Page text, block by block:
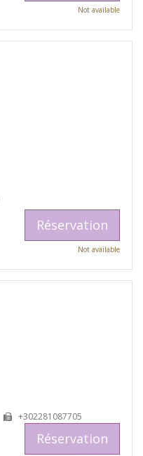
Not available
Réservation
Not available
+302281087705
Réservation